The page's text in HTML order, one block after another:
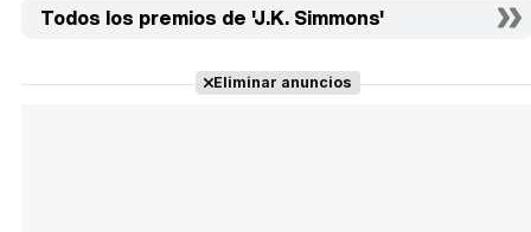
Todos los premios de 'J.K. Simmons'
Eliminar anuncios